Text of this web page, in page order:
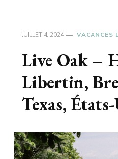
JUILLET 4, 2024 VACANCES
Live Oak –
Libertin,
Texas,